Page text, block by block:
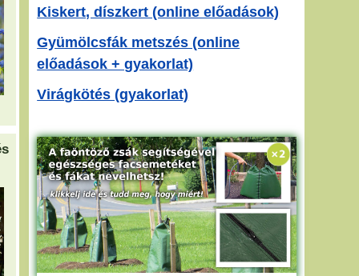
Kiskert, díszkert (online előadások)
Gyümölcsfák metszés (online
előadások + gyakorlat)
Virágkötés (gyakorlat)